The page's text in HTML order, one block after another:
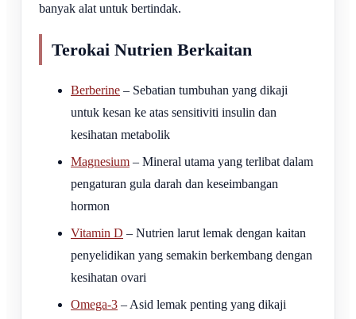
banyak alat untuk bertindak.
Terokai Nutrien Berkaitan
Berberine – Sebatian tumbuhan yang dikaji
untuk kesan ke atas sensitiviti insulin dan
kesihatan metabolik
Magnesium – Mineral utama yang terlibat dalam
pengaturan gula darah dan keseimbangan
hormon
Vitamin D – Nutrien larut lemak dengan kaitan
penyelidikan yang semakin berkembang dengan
kesihatan ovari
Omega-3 – Asid lemak penting yang dikaji